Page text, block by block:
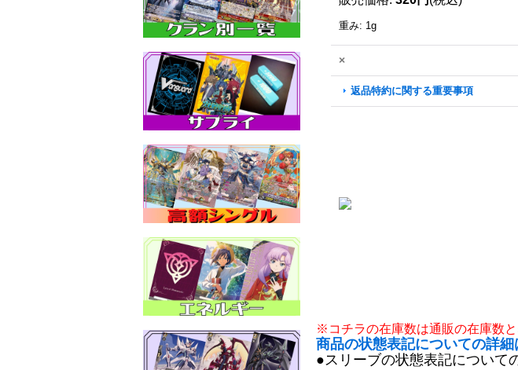
重み: 1g
×
返品特約に関する重要事項
※コチラの在庫数は通販の在庫数
商品の状態表記についての詳
●スリーブの状態表記について